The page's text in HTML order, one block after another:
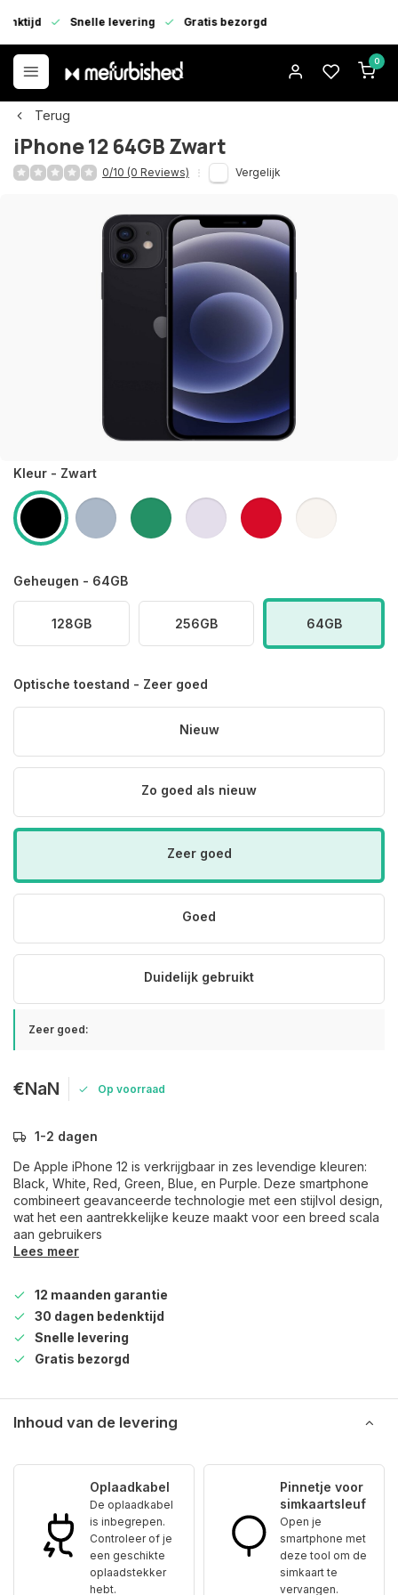
Snelle levering Gratis bezorgd
0
Terug
iPhone 12 64GB Zwart
0/10 (0 Reviews) Vergelijk
Kleur - Zwart
Geheugen - 64GB
128GB 256GB 64GB
Optische toestand - Zeer goed
Nieuw
Zo goed als nieuw
Zeer goed
Goed
Duidelijk gebruikt
Zeer goed:
€NaN Op voorraad
1-2 dagen
De Apple iPhone 12 is verkrijgbaar in zes levendige kleuren:
Black, White, Red, Green, Blue, en Purple. Deze smartphone
combineert geavanceerde technologie met een stijlvol design,
wat het een aantrekkelijke keuze maakt voor een breed scala
aan gebruikers
Lees meer
12 maanden garantie
30 dagen bedenktijd
Snelle levering
Gratis bezorgd
Inhoud van de levering
Oplaadkabel
De oplaadkabel
is inbegrepen.
Controleer of je
een geschikte
oplaadstekker
hebt.
Pinnetje voor
simkaartsleuf
Open je
smartphone met
deze tool om de
simkaart te
vervangen.